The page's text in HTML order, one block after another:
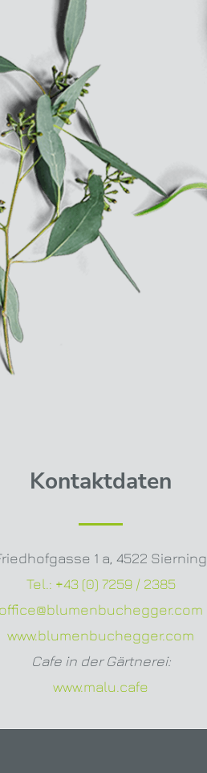
Kontaktdaten
1 a, 4522 Sierning
Tel.: +43 (0) 7259 / 2385
office@blumenbuchegger.com
www.blumenbuchegger.com
Cafe in der Gärtnerei:
www.malu.cafe